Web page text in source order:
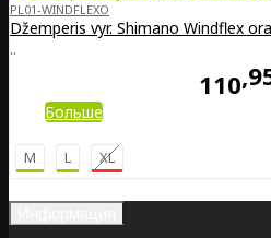
PL01-WINDFLEXO
Džemperis vyr. Shimano Windflex
..
110
Больше
M L XL